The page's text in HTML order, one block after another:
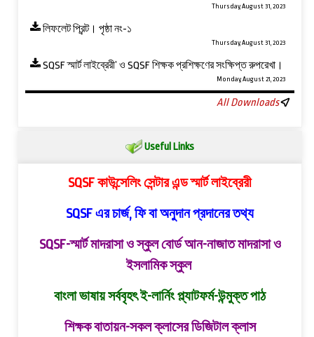
Thursday, August 31, 2023
লিফলেট প্রিন্ট। পৃষ্ঠা নং-১
Thursday, August 31, 2023
SQSF স্মার্ট লাইব্রেরী’ ও ‍SQSF শিক্ষক প্রশিক্ষণের সংক্ষিপ্ত রুপরেখা।
Monday, August 21, 2023
All Downloads
Useful Links
SQSF কাউন্সেলিং সেন্টার এন্ড স্মার্ট লাইব্রেরী
SQSF এর চার্জ, ফি বা অনুদান প্রদানের তথ্য
SQSF-স্মার্ট মাদরাসা ও স্কুল বোর্ড আন-নাজাত মাদরাসা ও
ইসলামিক স্কুল
বাংলা ভাষায় সর্ববৃহৎ ই-লার্নিং প্ল্যাটফর্ম-উন্মুক্ত পাঠ
শিক্ষক বাতায়ন-সকল ক্লাসের ডিজিটাল ক্লাস